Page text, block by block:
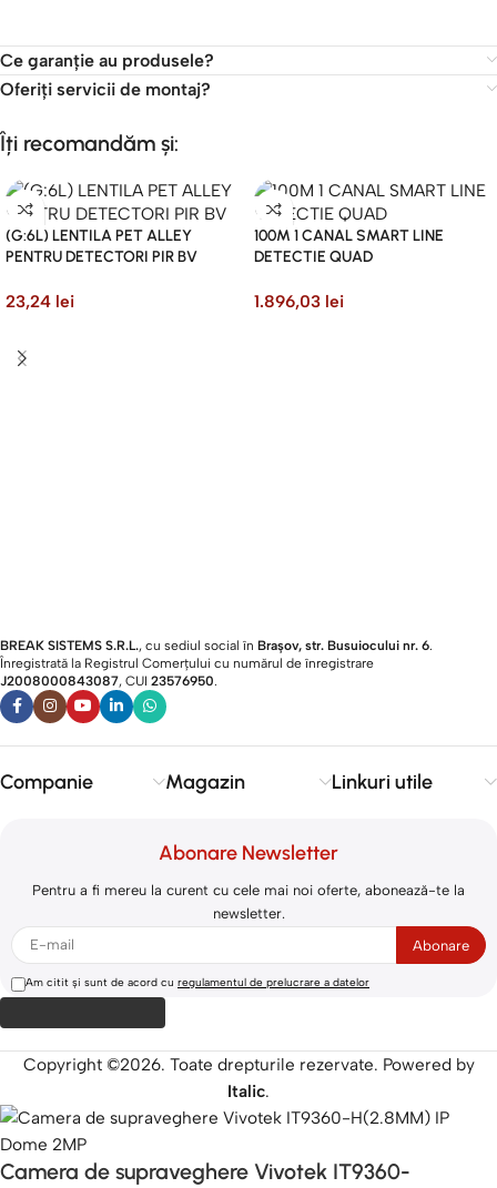
Ce garanție au produsele?
Oferiți servicii de montaj?
Îți recomandăm și:
(G:6L) LENTILA PET ALLEY
PENTRU DETECTORI PIR BV
23,24 lei
100M 1 CANAL SMART LINE
DETECTIE QUAD
1.896,03 lei
BREAK SISTEMS S.R.L., cu sediul social în Brașov, str. Busuiocului nr. 6.
Înregistrată la Registrul Comerțului cu numărul de înregistrare
J2008000843087, CUI 23576950.​
Companie Magazin Linkuri utile
Abonare Newsletter
Pentru a fi mereu la curent cu cele mai noi oferte, abonează-te la
newsletter.
Am citit și sunt de acord cu regulamentul de prelucrare a datelor
Copyright ©2026. Toate drepturile rezervate. Powered by
Italic.
Camera de supraveghere Vivotek IT9360-